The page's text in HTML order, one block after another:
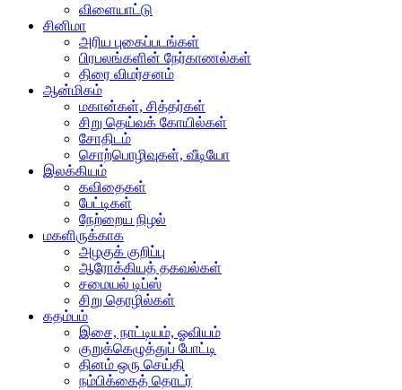
விளையாட்டு
சினிமா
அரிய புகைப்படங்கள்
பிரபலங்களின் நேர்காணல்கள்
திரை விமர்சனம்
ஆன்மிகம்
மகான்கள், சித்தர்கள்
சிறு தெய்வக் கோயில்கள்
சோதிடம்
சொற்பொழிவுகள், வீடியோ
இலக்கியம்
கவிதைகள்
பேட்டிகள்
நேற்றைய நிழல்
மகளிருக்காக
அழகுக் குறிப்பு
ஆரோக்கியத் தகவல்கள்
சமையல் டிப்ஸ்
சிறு தொழில்கள்
கதம்பம்
இசை, நாட்டியம், ஓவியம்
குறுக்கெழுத்துப் போட்டி
தினம் ஒரு செய்தி
நம்பிக்கைத் தொடர்